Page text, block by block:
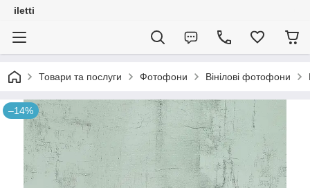
iletti
Товари та послуги Фотофони Вінілові фотофони
–14%